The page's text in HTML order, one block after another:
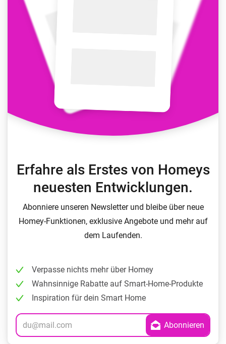
Erfahre als Erstes von Homeys
neuesten Entwicklungen.
Abonniere unseren Newsletter und bleibe über neue
Homey-Funktionen, exklusive Angebote und mehr auf
dem Laufenden.
Verpasse nichts mehr über Homey
Wahnsinnige Rabatte auf Smart-Home-Produkte
Inspiration für dein Smart Home